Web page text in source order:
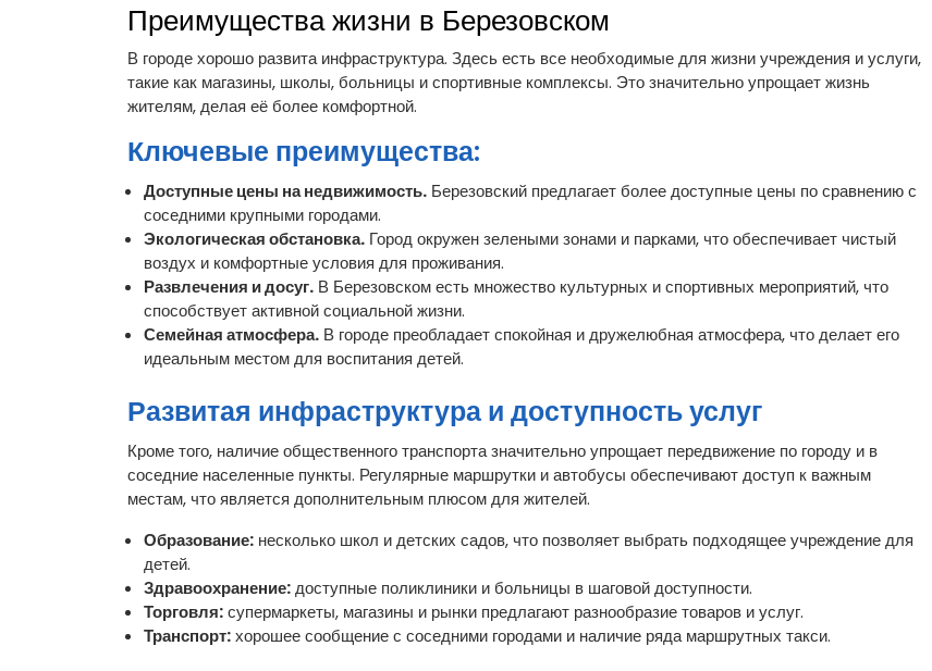
Преимущества жизни в Березовском
В городе хорошо развита инфраструктура. Здесь есть все необходимые для жизни учреждения и услуги,
такие как магазины, школы, больницы и спортивные комплексы. Это значительно упрощает жизнь
жителям, делая её более комфортной.
Ключевые преимущества:
Доступные цены на недвижимость. Березовский предлагает более доступные цены по сравнению с
соседними крупными городами.
Экологическая обстановка. Город окружен зелеными зонами и парками, что обеспечивает чистый
воздух и комфортные условия для проживания.
Развлечения и досуг. В Березовском есть множество культурных и спортивных мероприятий, что
способствует активной социальной жизни.
Семейная атмосфера. В городе преобладает спокойная и дружелюбная атмосфера, что делает его
идеальным местом для воспитания детей.
Развитая инфраструктура и доступность услуг
Кроме того, наличие общественного транспорта значительно упрощает передвижение по городу и в
соседние населенные пункты. Регулярные маршрутки и автобусы обеспечивают доступ к важным
местам, что является дополнительным плюсом для жителей.
Образование: несколько школ и детских садов, что позволяет выбрать подходящее учреждение для
детей.
Здравоохранение:доступные поликлиники и больницы в шаговой доступности.
Торговля:супермаркеты, магазины и рынки предлагают разнообразие товаров и услуг.
Транспорт:хорошее сообщение с соседними городами и наличие ряда маршрутных такси.